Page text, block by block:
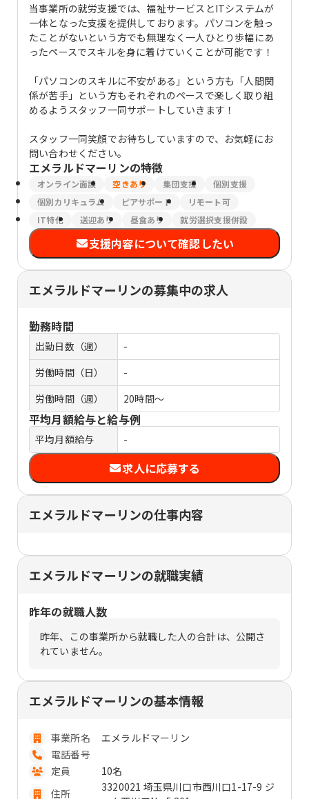
当事業所の就労支援では、福祉サービスとITシステムが
一体となった支援を提供しております。パソコンを触っ
たことがないという方でも無理なく一人ひとり歩幅にあ
ったペースでスキルを身に着けていくことが可能です！
「パソコンのスキルに不安がある」という方も「人間関
係が苦手」という方もそれぞれのペースで楽しく取り組
めるようスタッフ一同サポートしていきます！
スタッフ一同笑顔でお待ちしていますので、お気軽にお
問い合わせください。
エメラルドマーリンの特徴
オンライン面談 空きあり 集団支援
個別支援
個別カリキュラム
ピアサポート
リモート可
IT特化
送迎あり 昼食あり 就労選択支援併設
支援内容について確認したい
エメラルドマーリンの募集中の求人
勤務時間
出勤日数（週）
-
労働時間（日）
-
労働時間（週）
20時間～
平均月額給与と給与例
平均月額給与 -
求人に応募する
エメラルドマーリンの仕事内容
エメラルドマーリンの就職実績
昨年の就職人数
昨年、この事業所から就職した人の合計は、公開さ
れていません。
エメラルドマーリンの基本情報
事業所名
エメラルドマーリン
電話番号
定員
10名
住所
3320021 埼玉県川口市西川口1-17-9 ジ